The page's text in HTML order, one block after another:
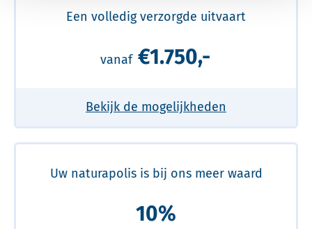
Een volledig verzorgde uitvaart
vanaf €1.750,-
Bekijk de mogelijkheden
Uw naturapolis is bij ons meer waard
10%